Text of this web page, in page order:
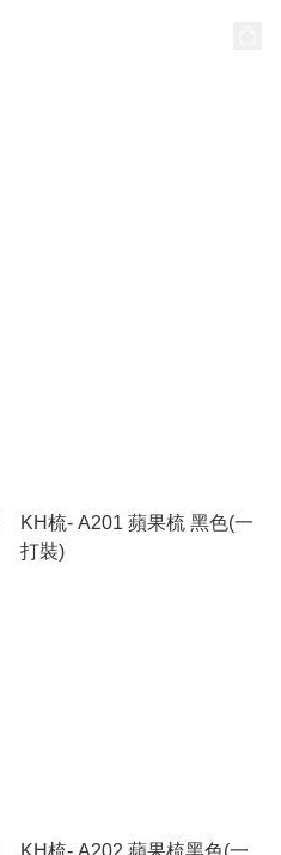
KH梳- A201 蘋果梳 黑色(一
打裝)
KH梳- A202 蘋果梳黑色(一